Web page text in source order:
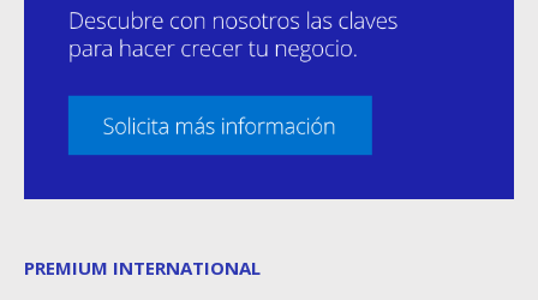
PREMIUM INTERNATIONAL